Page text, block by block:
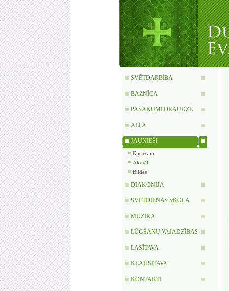
SVĒTDARBĪBA
BAZNĪCA
PASĀKUMI DRAUDZĒ
ALFA
JAUNIEŠI
Kas esam
Aktuāli
Bildes
DIAKONIJA
SVĒTDIENAS SKOLA
MŪZIKA
LŪGŠANU VAJADZĪBAS
LASĪTAVA
KLAUSĪTAVA
KONTAKTI